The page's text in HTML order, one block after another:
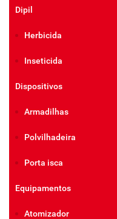
Dipil
Herbicida
Inseticida
Dispositivos
Armadilhas
Polvilhadeira
Porta isca
Equipamentos
Atomizador